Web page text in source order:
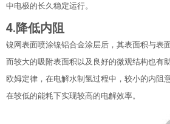
中电极的长久稳定运行。
4.降低内阻
镍网表面喷涂镍铝合金涂层后，其表面积与表
而较大的吸附表面积以及良好的微观结构也有
欧姆定律，在电解水制氢过程中，较小的内阻
在较低的能耗下实现较高的电解效率。